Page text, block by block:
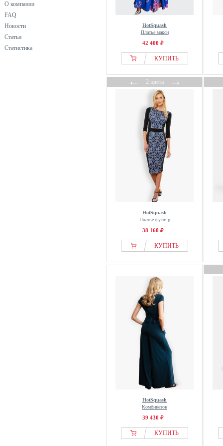
О компании
FAQ
Новости
Статьи
Статистика
HotSquash
Платье макси
42 400 ₽
КУПИТЬ
←2 цвета→
HotSquash
Платье футляр
38 160 ₽
КУПИТЬ
HotSquash
Комбинезон
39 430 ₽
КУПИТЬ